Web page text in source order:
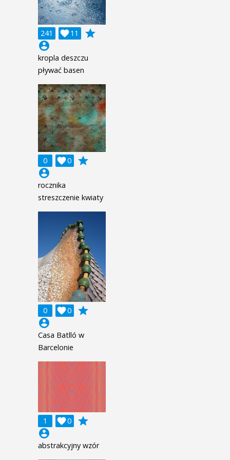
241 11

grade
account_circle
kropla deszczu
pływać basen
0 0

grade
account_circle
rocznika
streszczenie kwiaty
0 0

grade
account_circle
Casa Batlló w
Barcelonie
1 0

grade
account_circle
abstrakcyjny wzór